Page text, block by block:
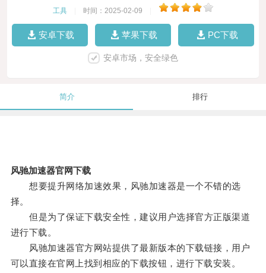
工具 时间：2025-02-09
安卓下载 苹果下载 PC下载
安卓市场，安全绿色
简介 排行
风驰加速器官网下载
想要提升网络加速效果，风驰加速器是一个不错的选
择。
但是为了保证下载安全性，建议用户选择官方正版渠道
进行下载。
风驰加速器官方网站提供了最新版本的下载链接，用户
可以直接在官网上找到相应的下载按钮，进行下载安装。